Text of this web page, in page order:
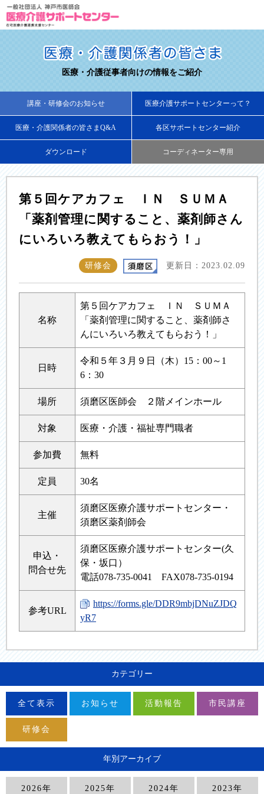
医療・介護従事者向けの情報をご紹介
講座・研修会のお知らせ 医療介護サポートセンターって？
医療・介護関係者の皆さまQ&A 各区サポートセンター紹介
ダウンロード コーディネーター専用
第５回ケアカフェ ＩＮ ＳＵＭＡ
「薬剤管理に関すること、薬剤師さん
にいろいろ教えてもらおう！」
研修会 更新日：2023.02.09
名称
第５回ケアカフェ ＩＮ ＳＵＭＡ
「薬剤管理に関すること、薬剤師さ
んにいろいろ教えてもらおう！」
日時
令和５年３月９日（木）15：00～1
6：30
場所 須磨区医師会 ２階メインホール
対象 医療・介護・福祉専門職者
参加費 無料
定員 30名
主催
須磨区医療介護サポートセンター・
須磨区薬剤師会
申込・
問合せ先
須磨区医療介護サポートセンター(久
保・坂口）
電話078-735-0041 FAX078-735-0194
参考URL
https://forms.gle/DDR9mbjDNuZJDQ
yR7
カテゴリー
全て表示 お知らせ 活動報告 市民講座
研修会
年別アーカイブ
2026年 2025年 2024年 2023年